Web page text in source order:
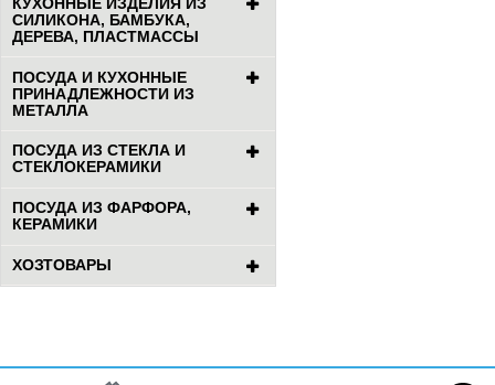
КУХОННЫЕ ИЗДЕЛИЯ ИЗ
СИЛИКОНА, БАМБУКА,
ДЕРЕВА, ПЛАСТМАССЫ
ПОСУДА И КУХОННЫЕ
ПРИНАДЛЕЖНОСТИ ИЗ
МЕТАЛЛА
ПОСУДА ИЗ СТЕКЛА И
СТЕКЛОКЕРАМИКИ
ПОСУДА ИЗ ФАРФОРА,
КЕРАМИКИ
ХОЗТОВАРЫ